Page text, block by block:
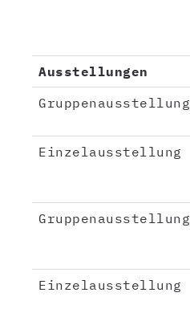
Ausstellungen
Gruppenausstellung
Einzelausstellung
Gruppenausstellung
Einzelausstellung